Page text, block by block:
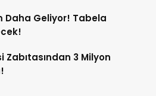
Daha Geliyor! Tabela
Zabıtasından 3 Milyon